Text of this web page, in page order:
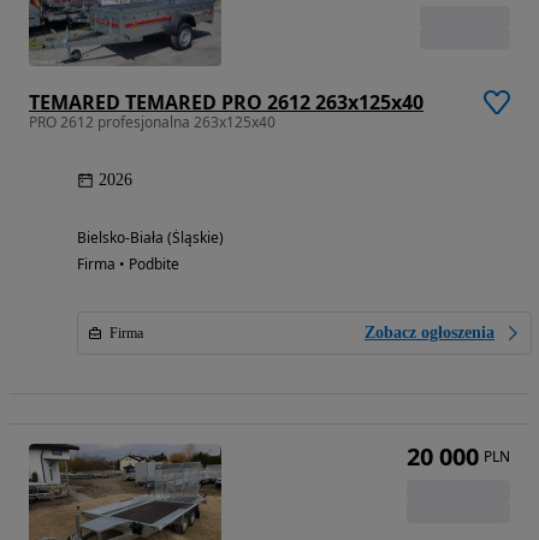
TEMARED TEMARED PRO 2612 263x125x40
PRO 2612 profesjonalna 263x125x40
2026
Bielsko-Biała (Śląskie)
Firma • Podbite
Firma Zobacz ogłoszenia
20 000 PLN